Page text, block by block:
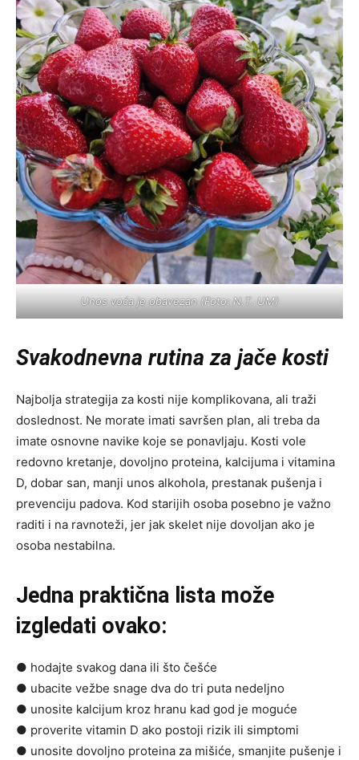
Unos voća je obavezan (Foto: N.T. UM)
Svakodnevna rutina za jače kosti
Najbolja strategija za kosti nije komplikovana, ali traži
doslednost. Ne morate imati savršen plan, ali treba da
imate osnovne navike koje se ponavljaju. Kosti vole
redovno kretanje, dovoljno proteina, kalcijuma i vitamina
D, dobar san, manji unos alkohola, prestanak pušenja i
prevenciju padova. Kod starijih osoba posebno je važno
raditi i na ravnoteži, jer jak skelet nije dovoljan ako je
osoba nestabilna.
Jedna praktična lista može
izgledati ovako:
● hodajte svakog dana ili što češće
● ubacite vežbe snage dva do tri puta nedeljno
● unosite kalcijum kroz hranu kad god je moguće
● proverite vitamin D ako postoji rizik ili simptomi
● unosite dovoljno proteina za mišiće, smanjite pušenje i